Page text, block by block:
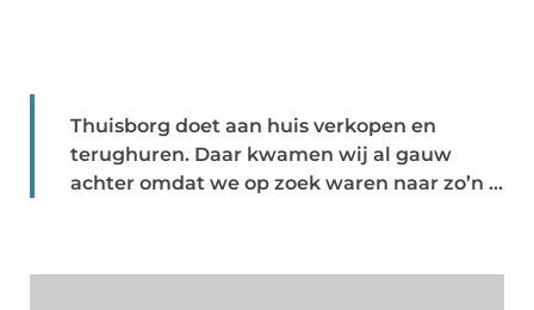
Thuisborg doet aan huis verkopen en
terughuren. Daar kwamen wij al gauw
achter omdat we op zoek waren naar zo’n ...